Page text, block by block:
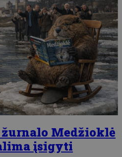
žurnalo Medžioklė
įsigyti